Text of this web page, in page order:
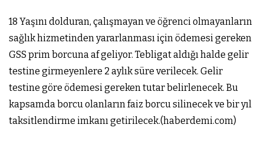
18 Yaşını dolduran, çalışmayan ve öğrenci olmayanların
sağlık hizmetinden yararlanması için ödemesi gereken
GSS prim borcuna af geliyor. Tebligat aldığı halde gelir
testine girmeyenlere 2 aylık süre verilecek. Gelir
testine göre ödemesi gereken tutar belirlenecek. Bu
kapsamda borcu olanların faiz borcu silinecek ve bir yıl
taksitlendirme imkanı getirilecek.(haberdemi.com)